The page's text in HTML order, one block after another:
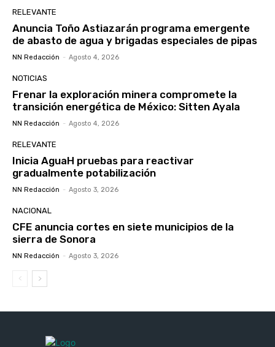
RELEVANTE
Anuncia Toño Astiazarán programa emergente
de abasto de agua y brigadas especiales de pipas
NN Redacción - Agosto 4, 2026
NOTICIAS
Frenar la exploración minera compromete la
transición energética de México: Sitten Ayala
NN Redacción - Agosto 4, 2026
RELEVANTE
Inicia AguaH pruebas para reactivar
gradualmente potabilización
NN Redacción - Agosto 3, 2026
NACIONAL
CFE anuncia cortes en siete municipios de la
sierra de Sonora
NN Redacción - Agosto 3, 2026